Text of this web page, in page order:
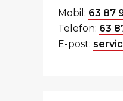
Mobil: 63 87
Telefon: 63
E-post: